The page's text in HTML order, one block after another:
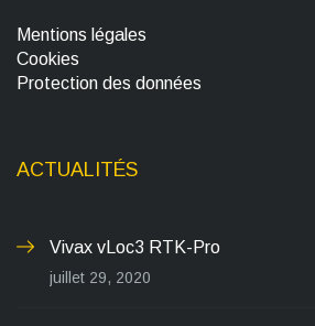
Mentions légales
Cookies
Protection des données
ACTUALITÉS
Vivax vLoc3 RTK-Pro
juillet 29, 2020